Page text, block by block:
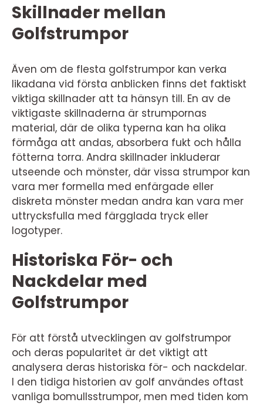
Skillnader mellan
Golfstrumpor
Även om de flesta golfstrumpor kan verka
likadana vid första anblicken finns det faktiskt
viktiga skillnader att ta hänsyn till. En av de
viktigaste skillnaderna är strumpornas
material, där de olika typerna kan ha olika
förmåga att andas, absorbera fukt och hålla
fötterna torra. Andra skillnader inkluderar
utseende och mönster, där vissa strumpor kan
vara mer formella med enfärgade eller
diskreta mönster medan andra kan vara mer
uttrycksfulla med färgglada tryck eller
logotyper.
Historiska För- och
Nackdelar med
Golfstrumpor
För att förstå utvecklingen av golfstrumpor
och deras popularitet är det viktigt att
analysera deras historiska för- och nackdelar.
I den tidiga historien av golf användes oftast
vanliga bomullsstrumpor, men med tiden kom